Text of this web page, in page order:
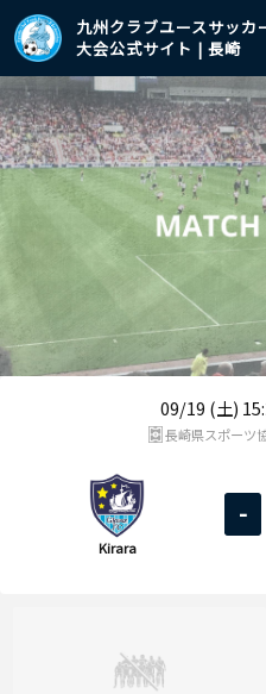
九州クラブユースサッカ
大会公式サイト | 長崎
09/19 (土)
Kirara
-
長崎県スポーツ